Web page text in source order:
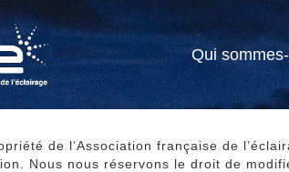
Qui
de l’Association française de
Nous nous réservons le droit de